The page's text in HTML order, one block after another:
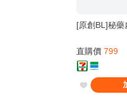
[原創BL]秘
直購價 799